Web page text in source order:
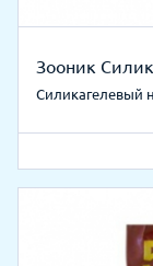
Зооник
Силикагелевый